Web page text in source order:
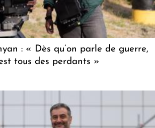
: « Dès qu’on parle de guerre,
tous des perdants »